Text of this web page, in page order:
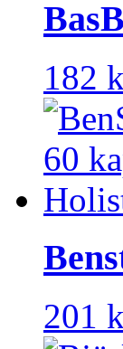
182
201